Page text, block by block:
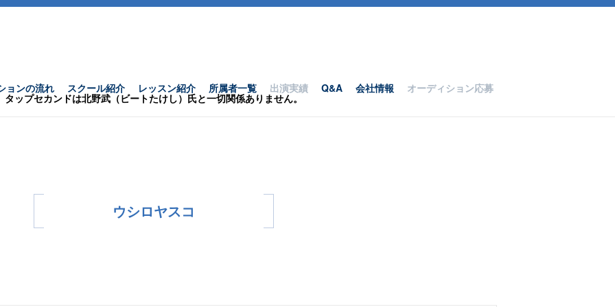
ョンの流れ スクール紹介 レッスン紹介 所属者一覧 出演実績 Q&A 会社情報 オーディション応募
タップセカンドは北野武（ビートたけし）氏と一切関係ありません。
ウシロヤスコ